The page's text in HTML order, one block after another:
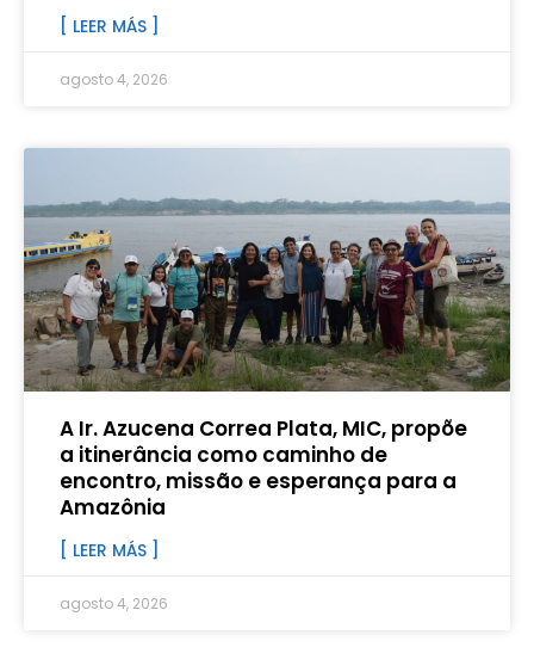
[ LEER MÁS ]
agosto 4, 2026
A Ir. Azucena Correa Plata, MIC, propõe
a itinerância como caminho de
encontro, missão e esperança para a
Amazônia
[ LEER MÁS ]
agosto 4, 2026